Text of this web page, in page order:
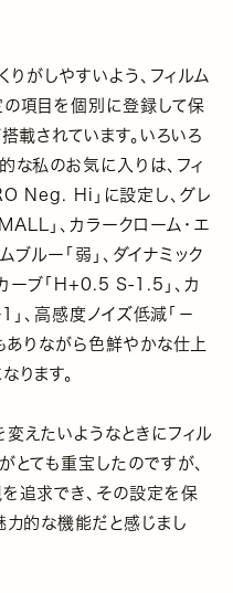
がしやすいよう、フィルム
の項目を個別に登録して保
載されています。いろいろ
な私のお気に入りは、フィ
Neg. Hi」に設定し、グレ
」、カラークローム・エ
ブルー「弱」、ダイナミック
ーブ「H+0.5 S-1.5」、カ
」、高感度ノイズ低減「－
ありながら色鮮やかな仕上
ります。
えたいようなときにフィル
とても重宝したのですが、
追求でき、その設定を保
力的な機能だと感じまし